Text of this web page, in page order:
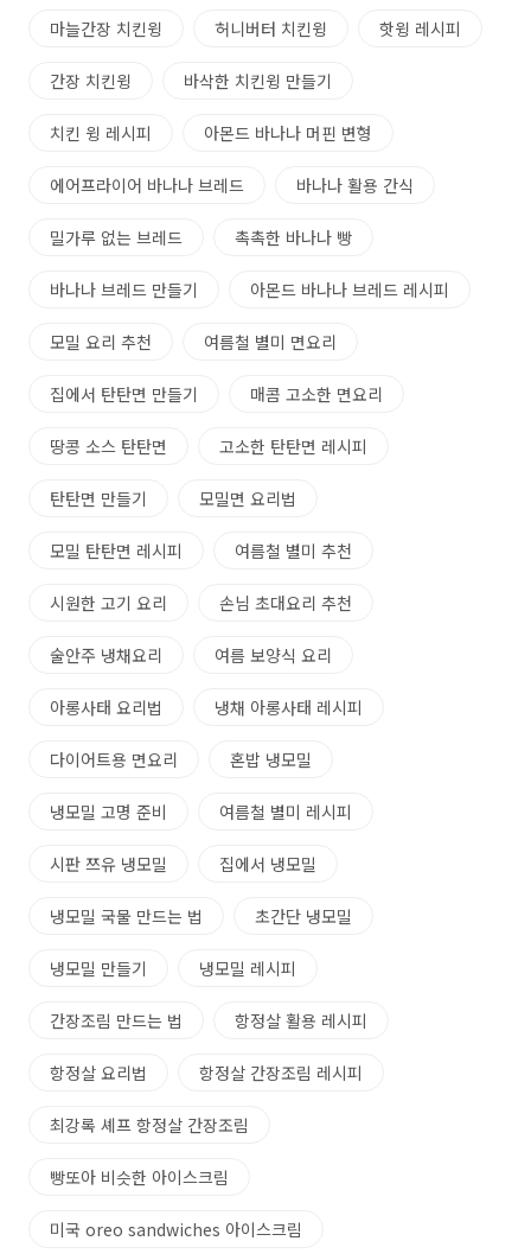
마늘간장 치킨윙 허니버터 치킨윙 핫윙 레시피
간장 치킨윙 바삭한 치킨윙 만들기
치킨 윙 레시피 아몬드 바나나 머핀 변형
에어프라이어 바나나 브레드 바나나 활용 간식
밀가루 없는 브레드 촉촉한 바나나 빵
바나나 브레드 만들기 아몬드 바나나 브레드 레시피
모밀 요리 추천 여름철 별미 면요리
집에서 탄탄면 만들기 매콤 고소한 면요리
땅콩 소스 탄탄면 고소한 탄탄면 레시피
탄탄면 만들기 모밀면 요리법
모밀 탄탄면 레시피 여름철 별미 추천
시원한 고기 요리 손님 초대요리 추천
술안주 냉채요리 여름 보양식 요리
아롱사태 요리법 냉채 아롱사태 레시피
다이어트용 면요리 혼밥 냉모밀
냉모밀 고명 준비 여름철 별미 레시피
시판 쯔유 냉모밀 집에서 냉모밀
냉모밀 국물 만드는 법 초간단 냉모밀
냉모밀 만들기 냉모밀 레시피
간장조림 만드는 법 항정살 활용 레시피
항정살 요리법 항정살 간장조림 레시피
최강록 셰프 항정살 간장조림
빵또아 비슷한 아이스크림
미국 oreo sandwiches 아이스크림